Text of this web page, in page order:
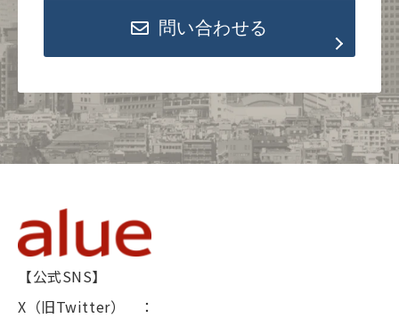
問い合わせる
【公式SNS】
X（旧Twitter） ：